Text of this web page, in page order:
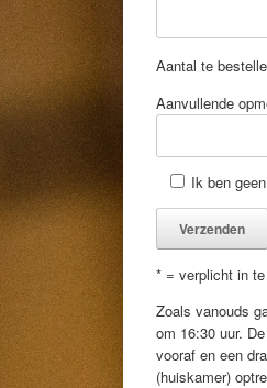
Aantal te
Aanvullende
Ik ben
* = verplicht in
Zoals vanouds
om 16:30 uur.
vooraf en een
(huiskamer)